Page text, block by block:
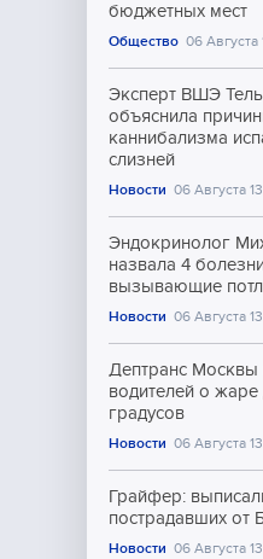
бюджетных мест
Общество 06 Августа
Эксперт ВШЭ
объяснила
каннибализма
слизней
Новости 06 Августа
Эндокринолог
назвала 4
вызывающие
Новости 06 Августа
Дептранс Москвы
водителей о жаре
градусов
Новости 06 Августа
Грайфер:
пострадавших от
Новости 06 Августа